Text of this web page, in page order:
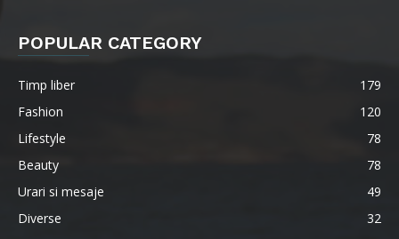
POPULAR CATEGORY
Timp liber
179
Fashion
120
Lifestyle
78
Beauty
78
Urari si mesaje
49
Diverse
32